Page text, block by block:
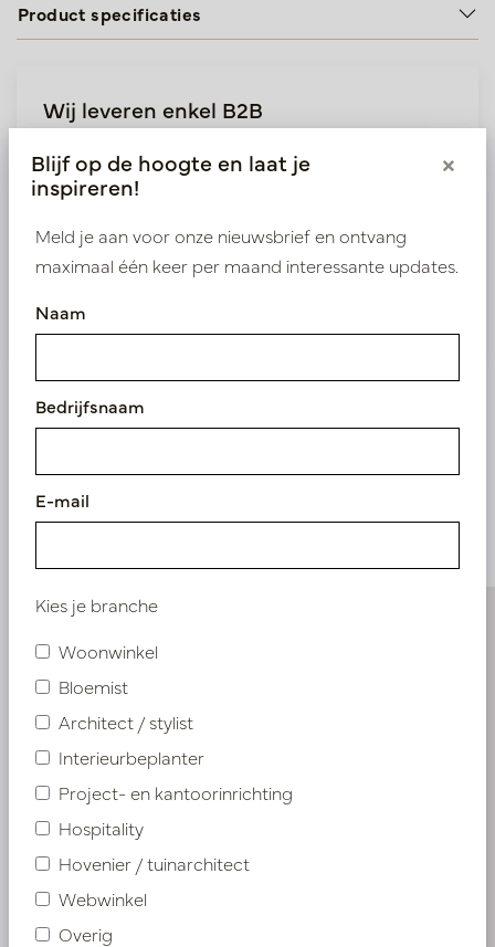
Product specificaties
Wij leveren enkel B2B
krijgen tot onze exclusieve prijzen.
Bestaande klant? Log hier in
Vergelijkbare
producten
Blijf op de hoogte en laat je
inspireren!
×
Meld je aan voor onze nieuwsbrief en ontvang
maximaal één keer per maand interessante updates.
Naam
Bedrijfsnaam
E-mail
Kies je branche
Woonwinkel
Bloemist
Architect / stylist
Interieurbeplanter
Project- en kantoorinrichting
Hospitality
Hovenier / tuinarchitect
Webwinkel
Overig